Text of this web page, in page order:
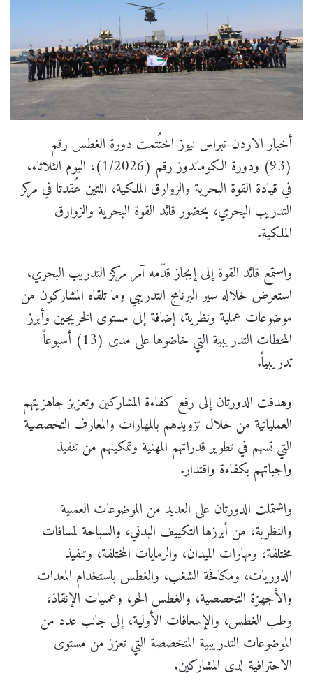
أخبار الاردن-نبراس نيوز-اختُتمت دورة الغطس رقم
(93) ودورة الكوماندوز رقم (1/2026)، اليوم الثلاثاء،
في قيادة القوة البحرية والزوارق الملكية، اللتين عُقدتا في مركز
التدريب البحري، بحضور قائد القوة البحرية والزوارق
الملكية.
واستمع قائد القوة إلى إيجاز قدّمه آمر مركز التدريب البحري،
استعرض خلاله سير البرنامج التدريبي وما تلقاه المشاركون من
موضوعات عملية ونظرية، إضافة إلى مستوى الخريجين وأبرز
المحطات التدريبية التي خاضوها على مدى (13) أسبوعاً
تدريبياً.
وهدفت الدورتان إلى رفع كفاءة المشاركين وتعزيز جاهزيتهم
العملياتية من خلال تزويدهم بالمهارات والمعارف التخصصية
التي تسهم في تطوير قدراتهم المهنية وتمكينهم من تنفيذ
واجباتهم بكفاءة واقتدار.
واشتملت الدورتان على العديد من الموضوعات العملية
والنظرية، من أبرزها التكييف البدني، والسباحة لمسافات
مختلفة، ومهارات الميدان، والرمايات المختلفة، وتنفيذ
الدوريات، ومكافحة الشغب، والغطس باستخدام المعدات
والأجهزة التخصصية، والغطس الحر، وعمليات الإنقاذ،
وطب الغطس، والإسعافات الأولية، إلى جانب عدد من
الموضوعات التدريبية المتخصصة التي تعزز من مستوى
الاحترافية لدى المشاركين.